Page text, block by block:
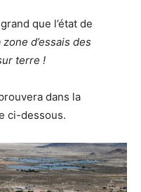
que l’état de
d’essais des
terre !
dans la
ci-dessous.